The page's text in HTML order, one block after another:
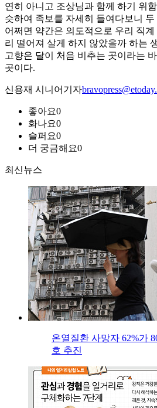
연히 아니고 조상님과 함께 하기 위
슷하여 족보를 자세히 들여다보니
어쩌면 약간은 의도적으로 우리 직
리 떨어져 살게 하지 않았을까 하는
고향은 달이 처음 비추는 곳이라는
곳이다.
신용재 시니어기자
좋아요0
화나요0
슬퍼요0
더 궁금해요0
최신뉴스
온열질환 사망자 62%가
호 추진